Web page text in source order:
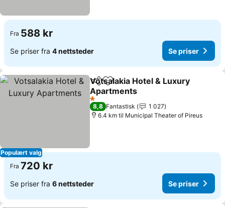
Fra 588 kr
Se priser fra 4 nettsteder Se priser
Populært valg
Del Legg til i favoritter
Votsalakia Hotel & Luxury
Apartments
Se priser
1 Stjerner
8,8 Fantastisk
1 027
6.4 km til Municipal Theater of Pireus
Fra 720 kr
Se priser fra 6 nettsteder Se priser